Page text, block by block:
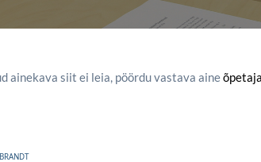
ainekava siit ei leia, pöördu vastava aine